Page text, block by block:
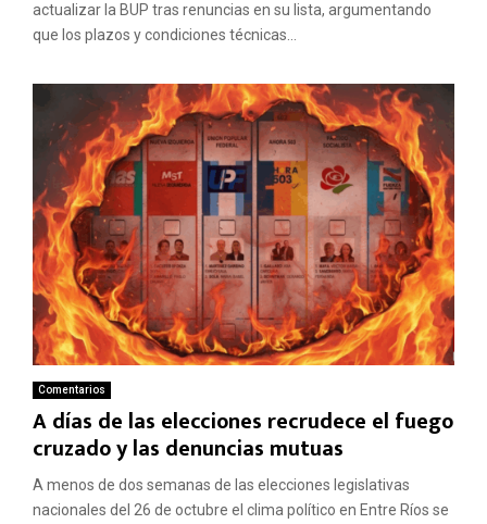
actualizar la BUP tras renuncias en su lista, argumentando
que los plazos y condiciones técnicas...
Comentarios
A días de las elecciones recrudece el fuego
cruzado y las denuncias mutuas
A menos de dos semanas de las elecciones legislativas
nacionales del 26 de octubre el clima político en Entre Ríos se